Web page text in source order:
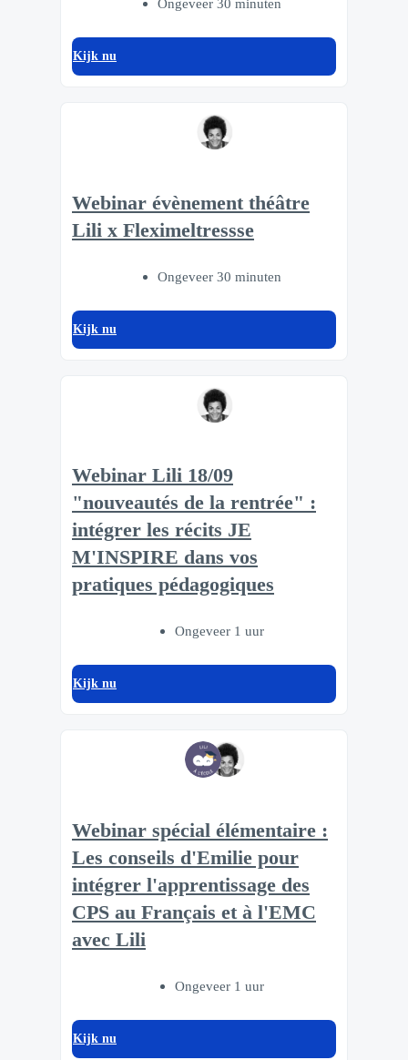
Ongeveer 30 minuten
Kijk nu
Webinar évènement théâtre
Lili x Fleximeltressse
Ongeveer 30 minuten
Kijk nu
Webinar Lili 18/09
"nouveautés de la rentrée" :
intégrer les récits JE
M'INSPIRE dans vos
pratiques pédagogiques
Ongeveer 1 uur
Kijk nu
Webinar spécial élémentaire :
Les conseils d'Emilie pour
intégrer l'apprentissage des
CPS au Français et à l'EMC
avec Lili
Ongeveer 1 uur
Kijk nu